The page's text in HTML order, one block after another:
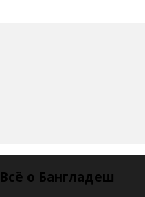
Всё о Бангладеш